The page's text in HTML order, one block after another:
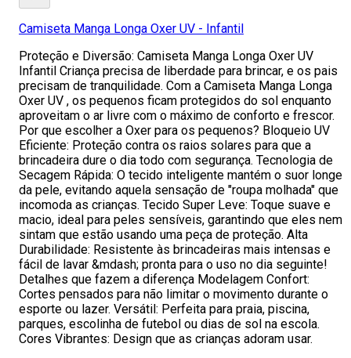
Camiseta Manga Longa Oxer UV - Infantil
Proteção e Diversão: Camiseta Manga Longa Oxer UV
Infantil Criança precisa de liberdade para brincar, e os pais
precisam de tranquilidade. Com a Camiseta Manga Longa
Oxer UV , os pequenos ficam protegidos do sol enquanto
aproveitam o ar livre com o máximo de conforto e frescor.
Por que escolher a Oxer para os pequenos? Bloqueio UV
Eficiente: Proteção contra os raios solares para que a
brincadeira dure o dia todo com segurança. Tecnologia de
Secagem Rápida: O tecido inteligente mantém o suor longe
da pele, evitando aquela sensação de "roupa molhada" que
incomoda as crianças. Tecido Super Leve: Toque suave e
macio, ideal para peles sensíveis, garantindo que eles nem
sintam que estão usando uma peça de proteção. Alta
Durabilidade: Resistente às brincadeiras mais intensas e
fácil de lavar &mdash; pronta para o uso no dia seguinte!
Detalhes que fazem a diferença Modelagem Confort:
Cortes pensados para não limitar o movimento durante o
esporte ou lazer. Versátil: Perfeita para praia, piscina,
parques, escolinha de futebol ou dias de sol na escola.
Cores Vibrantes: Design que as crianças adoram usar.